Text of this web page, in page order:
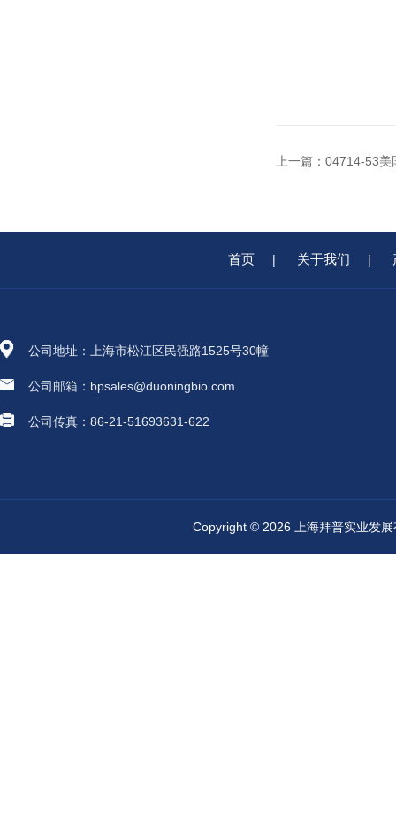
上一篇： 04714-53美
首页 | 关于我们 |
公司地址：上海市松江区民强路1525号30幢
公司邮箱：bpsales@duoningbio.com
公司传真：86-21-51693631-622
Copyright © 2026 上海拜普实业发